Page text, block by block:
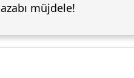
azabı müjdele!